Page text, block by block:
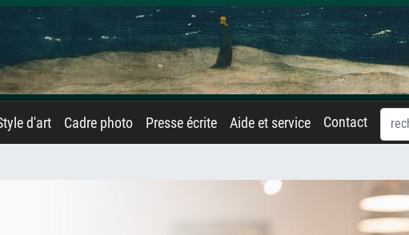
d'art Cadre photo Presse écrite Aide et service Contact